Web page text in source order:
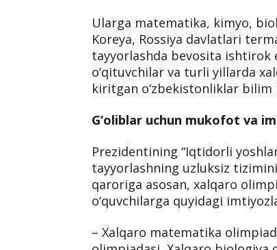
Ularga matematika, kimyo,
Koreya, Rossiya davlatlari
tayyorlashda bevosita
o‘qituvchilar va turli yillarda
kiritgan o‘zbekistonliklar bilim
G‘oliblar uchun mukofot va
Prezidentining “Iqtidorli
tayyorlashning uzluksiz
qaroriga asosan, xalqaro
o‘quvchilarga quyidagi
– Xalqaro matematika